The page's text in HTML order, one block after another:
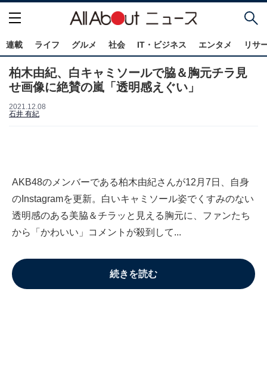
連載 ライフ グルメ 社会 IT・ビジネス エンタメ リサ
柏木由紀、白キャミソールで脇＆胸元チラ見
せ画像に絶賛の嵐「透明感えぐい」
2021.12.08
石井 有紀
AKB48のメンバーである柏木由紀さんが12月7日、自身
のInstagramを更新。白いキャミソール姿でくすみのない
透明感のある美脇＆チラッと見える胸元に、ファンたち
から「かわいい」コメントが殺到して...
続きを読む